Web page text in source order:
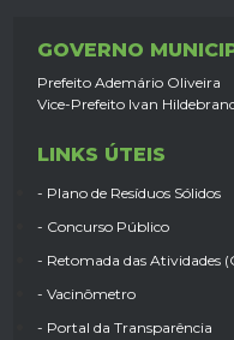
GOVERNO
Prefeito Ademário Oliveira
Vice-Prefeito Ivan
LINKS ÚTEIS
- Plano de Resíduos Sólidos
- Concurso Público
- Retomada das Atividades
- Vacinômetro
- Portal da Transparência